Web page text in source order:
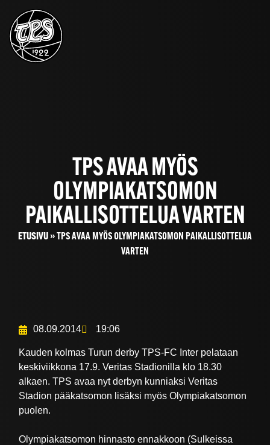
TPS AVAA MYÖS
OLYMPIAKATSOMON
PAIKALLISOTTELUA VARTEN
ETUSIVU»TPS AVAA MYÖS OLYMPIAKATSOMON PAIKALLISOTTELUA
VARTEN
08.09.2014 19:06
Kauden kolmas Turun derby TPS-FC Inter pelataan
keskiviikkona 17.9. Veritas Stadionilla klo 18.30
alkaen. TPS avaa nyt derbyn kunniaksi Veritas
Stadion pääkatsomon lisäksi myös Olympiakatsomon
puolen.
Olympiakatsomon hinnasto ennakkoon (Sulkeissa